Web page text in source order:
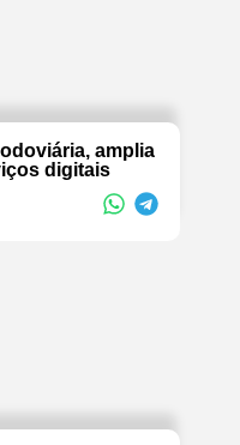
amplia
digitais